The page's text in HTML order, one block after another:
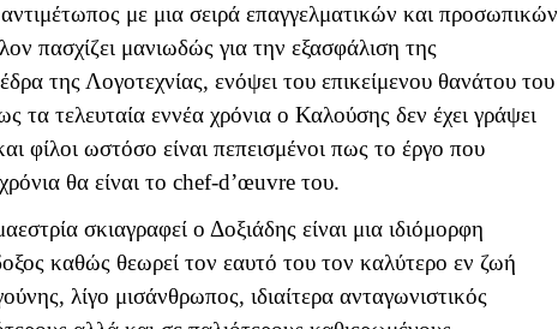
με μια σειρά επαγγελματικών και προσωπικών
πασχίζει μανιωδώς για την εξασφάλιση της
της Λογοτεχνίας, ενόψει του επικείμενου θανάτου του
τα τελευταία εννέα χρόνια ο Καλούσης δεν έχει γράψει
φίλοι ωστόσο είναι πεπεισμένοι πως το έργο που
θα είναι το chef-d’œuvre του.
σκιαγραφεί ο Δοξιάδης είναι μια ιδιόμορφη
καθώς θεωρεί τον εαυτό του τον καλύτερο εν ζωή
λίγο μισάνθρωπος, ιδιαίτερα ανταγωνιστικός